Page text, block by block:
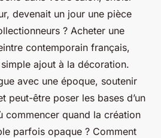
devenait un jour une pièce
? Acheter une
contemporain français,
simple ajout à la décoration.
avec une époque, soutenir
peut-être poser les bases d’un
commencer quand la création
parfois opaque ? Comment